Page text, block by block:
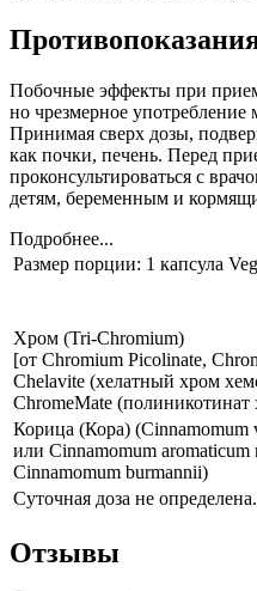
Побочные эффекты при
но чрезмерное
Принимая сверх дозы,
как почки, печень. Перед
проконсультироваться с
детям, беременным и
Подробнее...
Размер порции: 1 капсула Veg
Хром (Tri-Chromium)
[от Chromium Picolinate,
Chelavite (хелатный хром
ChromeMate (полиникотинат
Корица (Кора) (Cinnamomum
или Cinnamomum aromaticum
Cinnamomum burmannii)
Суточная доза не определена.
Отзывы